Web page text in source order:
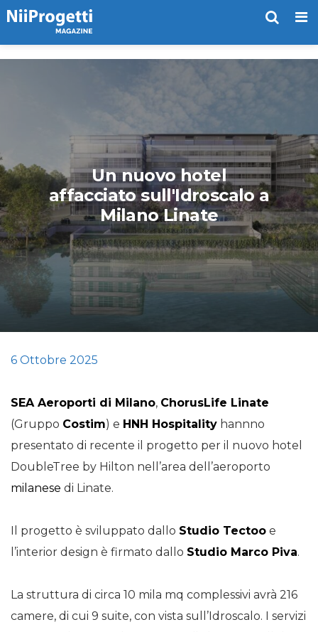
Un nuovo hotel
affacciato sull'Idroscalo a
Milano Linate
6 Ottobre 2025
SEA Aeroporti di Milano, ChorusLife Linate
(Gruppo Costim) e HNH Hospitality hannno
presentato di recente il progetto per il nuovo hotel
DoubleTree by Hilton nell’area dell’aeroporto
milanese di Linate.
Il progetto è sviluppato dallo Studio Tectoo e
l’interior design è firmato dallo Studio Marco Piva.
La struttura di circa 10 mila mq complessivi avrà 216
camere, di cui 9 suite, con vista sull’Idroscalo. I servizi